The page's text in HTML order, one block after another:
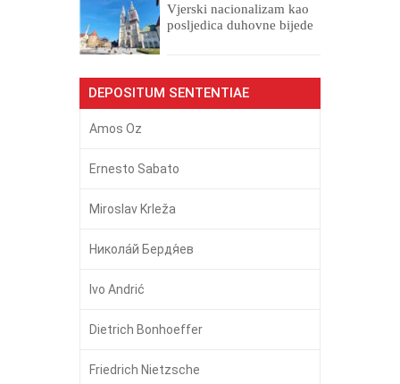
​Vjerski nacionalizam kao
posljedica duhovne bijede
DEPOSITUM SENTENTIAE
Amos Oz
Ernesto Sabato
Miroslav Krleža
Никола́й Бердя́ев
Ivo Andrić
Dietrich Bonhoeffer
Friedrich Nietzsche